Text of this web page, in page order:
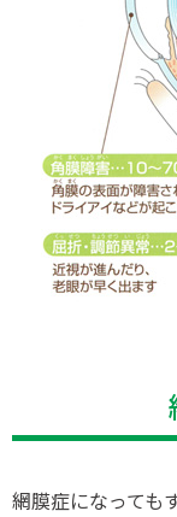
網膜症になっても